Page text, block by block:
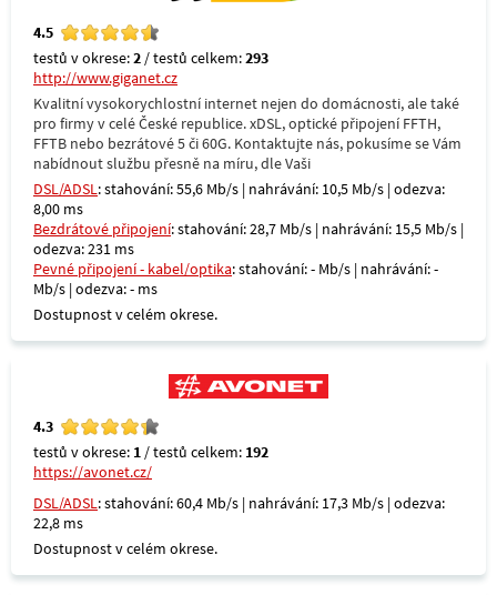
4.5
testů v okrese:2 / testů celkem:293
http://www.giganet.cz
Kvalitní vysokorychlostní internet nejen do domácnosti, ale také
pro firmy v celé České republice. xDSL, optické připojení FFTH,
FFTB nebo bezrátové 5 či 60G. Kontaktujte nás, pokusíme se Vám
nabídnout službu přesně na míru, dle Vaši
DSL/ADSL: stahování: 55,6 Mb/s | nahrávání: 10,5 Mb/s | odezva:
8,00 ms
Bezdrátové připojení: stahování: 28,7 Mb/s | nahrávání: 15,5 Mb/s |
odezva: 231 ms
Pevné připojení - kabel/optika: stahování: - Mb/s | nahrávání: -
Mb/s | odezva: - ms
Dostupnost v celém okrese.
4.3
testů v okrese: 1 / testů celkem: 192
https://avonet.cz/
DSL/ADSL: stahování: 60,4 Mb/s | nahrávání: 17,3 Mb/s | odezva:
22,8 ms
Dostupnost v celém okrese.